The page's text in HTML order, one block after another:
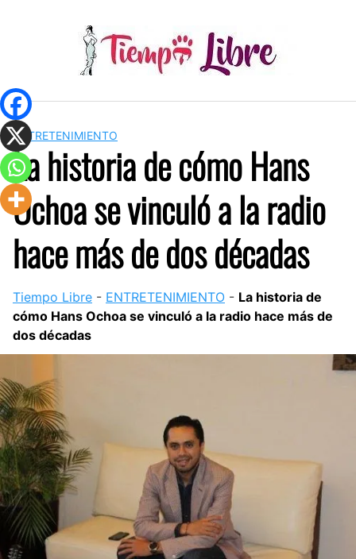
ENTRETENIMIENTO
La historia de cómo Hans
Ochoa se vinculó a la radio
hace más de dos décadas
Tiempo Libre - ENTRETENIMIENTO - La historia de
cómo Hans Ochoa se vinculó a la radio hace más de
dos décadas